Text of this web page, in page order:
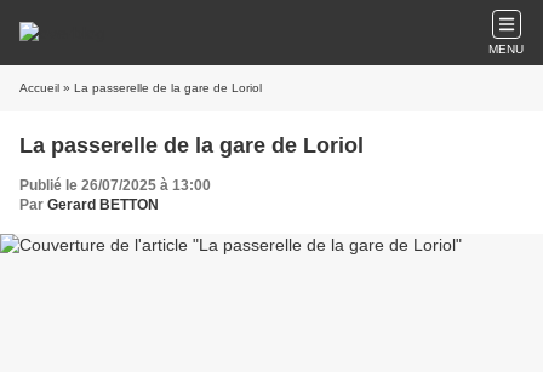
MENU
Accueil » La passerelle de la gare de Loriol
La passerelle de la gare de Loriol
Publié le 26/07/2025 à 13:00
Par Gerard BETTON